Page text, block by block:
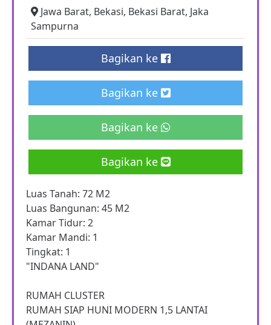
Jawa Barat, Bekasi, Bekasi Barat, Jaka
Sampurna
Bagikan ke
Bagikan ke
Bagikan ke
Bagikan ke
Luas Tanah: 72 M2
Luas Bangunan: 45 M2
Kamar Tidur: 2
Kamar Mandi: 1
Tingkat: 1
"INDANA LAND"
RUMAH CLUSTER
RUMAH SIAP HUNI MODERN 1,5 LANTAI